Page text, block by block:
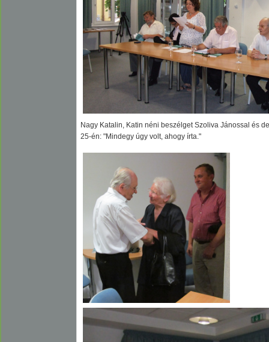
Nagy Katalin, Katin néni beszélget Szoliva Jánossal és
25-én: "Mindegy úgy volt, ahogy írta."